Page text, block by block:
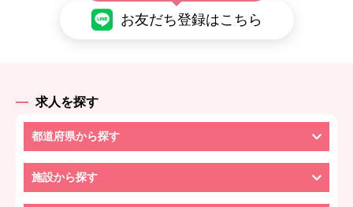
お友だち登録はこちら
求人を探す
都道府県から探す
施設から探す